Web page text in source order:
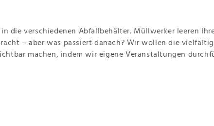
die verschiedenen Abfallbehälter. Müllwerker leeren
– aber was passiert danach? Wir wollen die
machen, indem wir eigene Veranstaltungen